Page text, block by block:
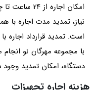
امکان
نیاز، تمدید مدت اجاره با
است. تمدید قرارداد
با مجموعه مهرگان نو
دستگاه، امکان تمدید وجود